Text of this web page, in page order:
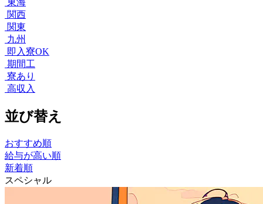
東海
関西
関東
九州
即入寮OK
期間工
寮あり
高収入
並び替え
おすすめ順
給与が高い順
新着順
スペシャル